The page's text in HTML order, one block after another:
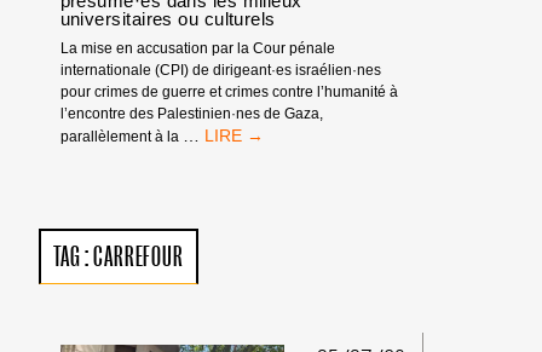
universitaires ou culturels
La mise en accusation par la Cour pénale
internationale (CPI) de dirigeant·es israélien·nes
pour crimes de guerre et crimes contre l’humanité à
l’encontre des Palestinien·nes de Gaza,
parallèlement à la
MANDATS
DE
TAG :CARREFOUR